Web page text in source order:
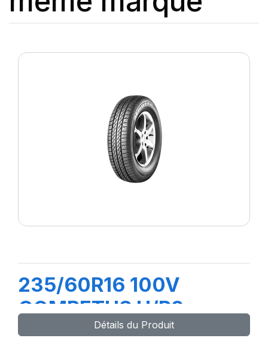
235/60R16 100V
COMPETUS H/P2
Détails du Produit